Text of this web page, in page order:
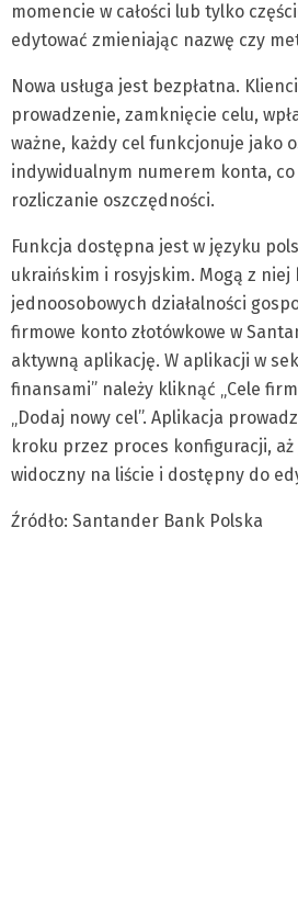
momencie w całości lub tylko
edytować zmieniając nazwę czy
Nowa usługa jest bezpłatna.
prowadzenie, zamknięcie celu,
ważne, każdy cel funkcjonuje jako
indywidualnym numerem konta,
rozliczanie oszczędności.
Funkcja dostępna jest w języku
ukraińskim i rosyjskim. Mogą z niej
jednoosobowych działalności
firmowe konto złotówkowe w
aktywną aplikację. W aplikacji w
finansami” należy kliknąć „Cele
„Dodaj nowy cel”. Aplikacja
kroku przez proces konfiguracji,
widoczny na liście i dostępny do
Źródło: Santander Bank Polska